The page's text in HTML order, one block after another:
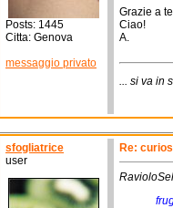
Posts: 1445
Citta: Genova
messaggio privato
Grazie a
Ciao!
A.
... si va in
sfogliatrice
user
Re: